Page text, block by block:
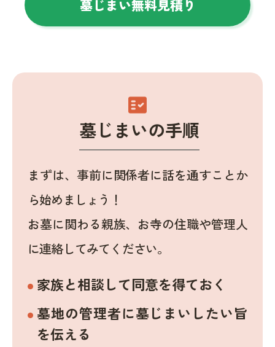
墓じまい無料見積り
fact_check
墓じまいの手順
まずは、事前に関係者に話を通すことか
ら始めましょう！
お墓に関わる親族、お寺の住職や管理人
に連絡してみてください。
家族と相談して同意を得ておく
墓地の管理者に墓じまいしたい旨
を伝える